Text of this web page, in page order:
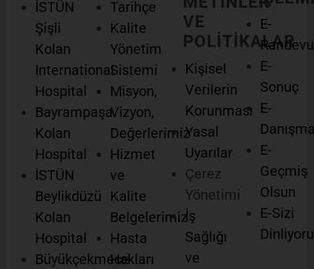
İSTÜN
Şişli
Kolan
International
Hospital
Bayrampaşa
Kolan
Hospital
İSTÜN
Beylikdüzü
Kolan
Hospital
Büyükçekmece
Tarihçe
Kalite
Yönetim
Sistemi
Misyon,
Vizyon,
Değerlerimiz
Hizmet
ve
Kalite
Belgelerimiz
Hasta
Hakları
VE
POLİTİKALAR
Kişisel
Verilerin
Korunması
Yasal
Uyarılar
Çerez
Yönetimi
İş
Sağlığı
ve
E-
Randevu
E-
Sonuç
E-
E-
Geçmiş
Olsun
E-Sizi